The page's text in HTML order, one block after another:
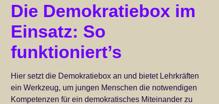
Die Demokratiebox im
Einsatz: So
funktioniert’s
Hier setzt die Demokratiebox an und bietet Lehrkräften
ein Werkzeug, um jungen Menschen die notwendigen
Kompetenzen für ein demokratisches Miteinander zu